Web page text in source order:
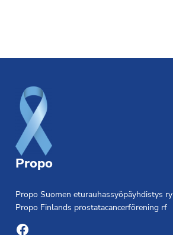
Propo
Propo Suomen eturauhassyöpäyhdistys ry
Propo Finlands prostatacancerförening rf
Facebook